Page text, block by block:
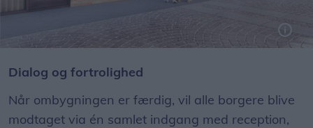
Dialog og fortrolighed
Når ombygningen er færdig, vil alle borgere blive
modtaget via én samlet indgang med reception,